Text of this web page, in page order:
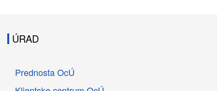
ÚRAD
Prednosta OcÚ